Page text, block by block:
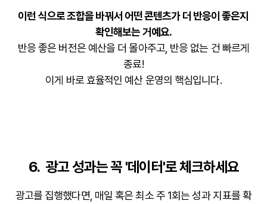
이런 식으로 조합을 바꿔서 어떤 콘텐츠가 더 반응이 좋은지
확인해보는 거예요.
반응 좋은 버전은 예산을 더 몰아주고, 반응 없는 건 빠르게
종료!
이게 바로 효율적인 예산 운영의 핵심입니다.
6.광고 성과는 꼭 '데이터'로 체크하세요
광고를 집행했다면, 매일 혹은 최소 주 1회는성과 지표를 확